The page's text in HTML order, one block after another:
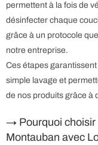
permettent à la fois de
désinfecter chaque
grâce à un protocole
notre entreprise.
Ces étapes
simple lavage et
de nos produits grâce à
→ Pourquoi choisir
Montauban avec